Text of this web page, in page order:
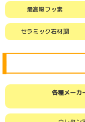
最高級フッ素
セラミック石材調
各種メーカ